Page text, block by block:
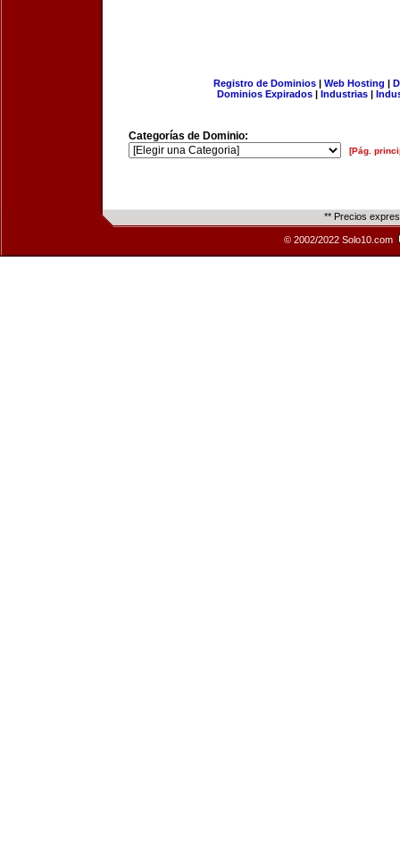
Registro de Dominios| Web Hosting |
Dominios Expirados | Industrias |
Categorías de Dominio:
[Pág.
** Precios
© 2002/2022 Solo10.com